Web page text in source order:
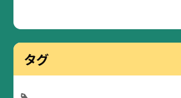
タグ